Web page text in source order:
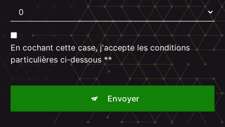
En cochant cette case, j'accepte les conditions
particulières ci-dessous **
Envoyer